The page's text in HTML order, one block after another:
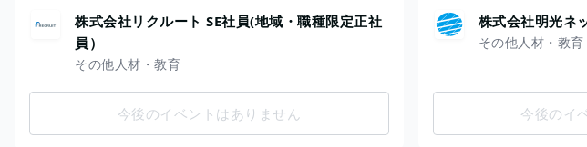
株式会社リクルート SE社員(地域・職種限定正社
員）
その他人材・教育
今後のイベントはありません
株式会社明光ネ
その他人材・教育
今後のイ